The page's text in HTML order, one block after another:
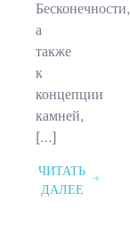
Бесконечности,
а
также
к
концепции
камней,
[…]
ЧИТАТЬ
ДАЛЕЕ